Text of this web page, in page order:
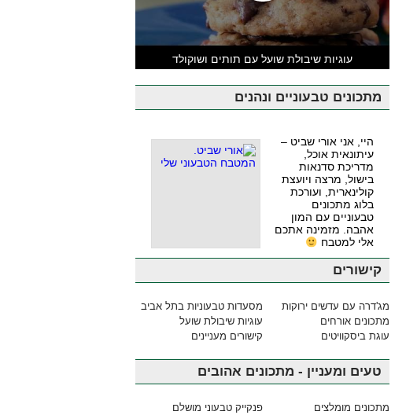
עוגיות שיבולת שועל עם תותים ושוקולד
מתכונים טבעוניים ונהנים
היי, אני אורי שביט –
עיתונאית אוכל,
מדריכת סדנאות
בישול, מרצה ויועצת
קולינארית, ועורכת
בלוג מתכונים
טבעוניים עם המון
אהבה. מזמינה אתכם
אלי למטבח
קישורים
מג'דרה עם עדשים ירוקות
מסעדות טבעוניות בתל אביב
מתכונים אורחים
עוגיות שיבולת שועל
עוגת ביסקוויטים
קישורים מעניינים
טעים ומעניין - מתכונים אהובים
מתכונים מומלצים פנקייק טבעוני מושלם